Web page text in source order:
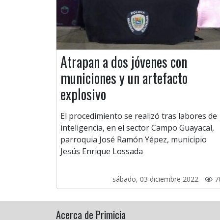
Atrapan a dos jóvenes con
municiones y un artefacto
explosivo
El procedimiento se realizó tras labores de
inteligencia, en el sector Campo Guayacal,
parroquia José Ramón Yépez, municipio
Jesús Enrique Lossada
sábado, 03 diciembre 2022 -
Acerca de Primicia